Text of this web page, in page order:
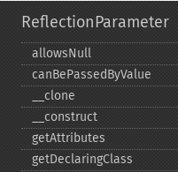
ReflectionParameter
allowsNull
canBePassedByValue
_​_​clone
_​_​construct
getAttributes
getDeclaringClass